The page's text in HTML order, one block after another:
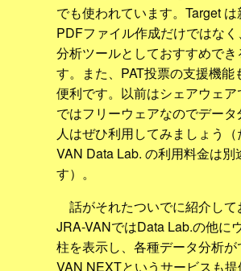
でも使われています。Target
PDFファイル作成だけではな
分析ツールとしておすすめで
す。また、PAT投票の支援機能
便利です。以前はシェアウェ
ではフリーウェアなのでデー
人はぜひ利用してみましょう
VAN Data Lab. の利用料金は別
す）。
話がそれたついでに紹介して
JRA-VANではData Lab.の他に
柱を表示し、各種データ分析
VAN NEXTというサービスも提